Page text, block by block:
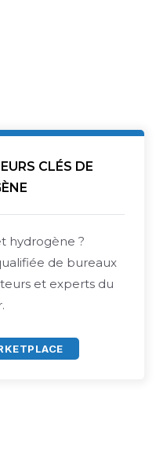
CLÉS DE
hydrogène ?
de bureaux
et experts du